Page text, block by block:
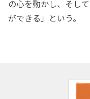
の心を動かし、そし
ができる」という。